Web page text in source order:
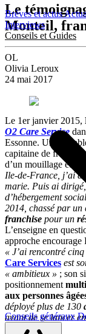
Brèves et actus
Interviews
Conseils et Guides
Conseils généraux
Le
Monteil,
OL
Olivia Leroux
24 mai 2017
Le 1er janvier 2015,
O2 Care Service
Essonne. Un
capitaine de frégate,
d’un mouillage et de
Ile-de-France, j’ai
marie. Puis ai
d’hébergement
2014, chassé par un
franchise pour un
L’enseigne en
approche encourage
« J’ai rencontré
Care Services est
« ambitieux » ; son
positionnement
aux personnes
déployé plus de 130
avant de se lancer en
l’entrepreneur.